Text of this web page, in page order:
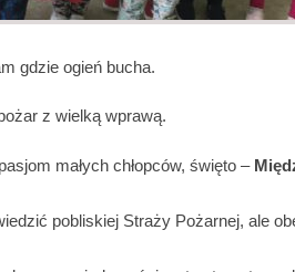
gdzie ogień bucha.
z wielką wprawą.
małych chłopców, święto –
pobliskiej Straży Pożarnej, ale